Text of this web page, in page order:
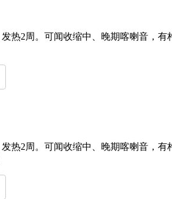
热2周。可闻收缩中、晚期喀喇音，
热2周。可闻收缩中、晚期喀喇音，